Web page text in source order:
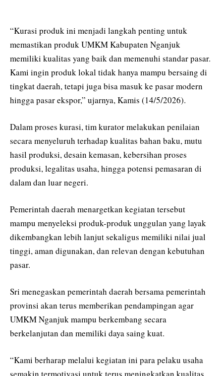
“Kurasi produk ini menjadi langkah penting untuk
memastikan produk UMKM Kabupaten Nganjuk
memiliki kualitas yang baik dan memenuhi standar pasar.
Kami ingin produk lokal tidak hanya mampu bersaing di
tingkat daerah, tetapi juga bisa masuk ke pasar modern
hingga pasar ekspor,” ujarnya, Kamis (14/5/2026).
Dalam proses kurasi, tim kurator melakukan penilaian
secara menyeluruh terhadap kualitas bahan baku, mutu
hasil produksi, desain kemasan, kebersihan proses
produksi, legalitas usaha, hingga potensi pemasaran di
dalam dan luar negeri.
Pemerintah daerah menargetkan kegiatan tersebut
mampu menyeleksi produk-produk unggulan yang layak
dikembangkan lebih lanjut sekaligus memiliki nilai jual
tinggi, aman digunakan, dan relevan dengan kebutuhan
pasar.
Sri menegaskan pemerintah daerah bersama pemerintah
provinsi akan terus memberikan pendampingan agar
UMKM Nganjuk mampu berkembang secara
berkelanjutan dan memiliki daya saing kuat.
“Kami berharap melalui kegiatan ini para pelaku usaha